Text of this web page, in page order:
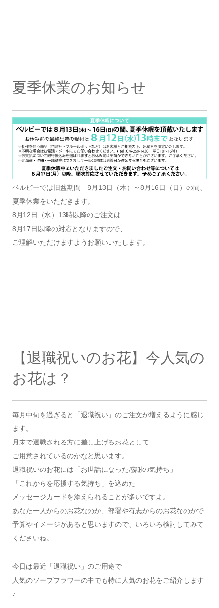
夏季休業のお知らせ
ベルビーでは旧盆期間 8月13日（木）～8月16日（日）の間、
夏季休業をいただきます。
8月12日（水）13時以降のご注文は
8月17日以降の対応となりますので、
ご理解いただけますようお願いいたします。
【退職祝いのお花】今人気の
お花は？
毎月中旬を過ぎると「退職祝い」のご注文が増えるように感じ
ます。
月末で退職される方に差し上げるお花として
ご用意されているのかなと思います。
退職祝いのお花には「お世話になった感謝の気持ち」
「これからを応援する気持ち」を込めた
メッセージカードを添えられることが多いですよ。
あなた一人からのお花なのか、部署や有志からのお花なのかで
予算やイメージがあると思いますので、いろいろ検討してみて
くださいね。
今日は最近「退職祝い」のご用途で
人気のソープフラワーの中でも特に人気のお花をご紹介します
♪